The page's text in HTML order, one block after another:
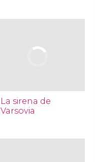
La sirena de
Varsovia